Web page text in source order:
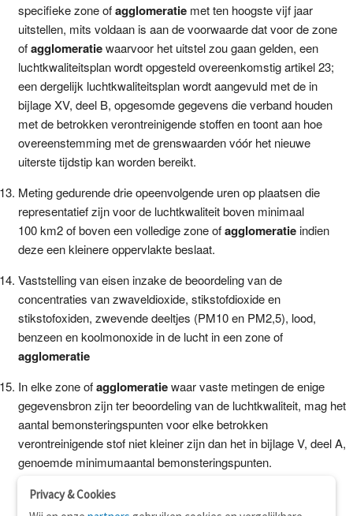
specifieke zone ofagglomeratiemet ten hoogste vijf jaar
uitstellen, mits voldaan is aan de voorwaarde dat voor de zone
ofagglomeratiewaarvoor het uitstel zou gaan gelden, een
luchtkwaliteitsplan wordt opgesteld overeenkomstig artikel 23;
een dergelijk luchtkwaliteitsplan wordt aangevuld met de in
bijlage XV, deel B, opgesomde gegevens die verband houden
met de betrokken verontreinigende stoffen en toont aan hoe
overeenstemming met de grenswaarden vóór het nieuwe
uiterste tijdstip kan worden bereikt.
Meting gedurende drie opeenvolgende uren op plaatsen die
representatief zijn voor de luchtkwaliteit boven minimaal
100 km2 of boven een volledige zone ofagglomeratieindien
deze een kleinere oppervlakte beslaat.
Vaststelling van eisen inzake de beoordeling van de
concentraties van zwaveldioxide, stikstofdioxide en
stikstofoxiden, zwevende deeltjes (PM10 en PM2,5), lood,
benzeen en koolmonoxide in de lucht in een zone of
agglomeratie
In elke zone ofagglomeratiewaar vaste metingen de enige
gegevensbron zijn ter beoordeling van de luchtkwaliteit, mag het
aantal bemonsteringspunten voor elke betrokken
verontreinigende stof niet kleiner zijn dan het in bijlage V, deel A,
genoemde minimumaantal bemonsteringspunten.
Privacy & Cookies